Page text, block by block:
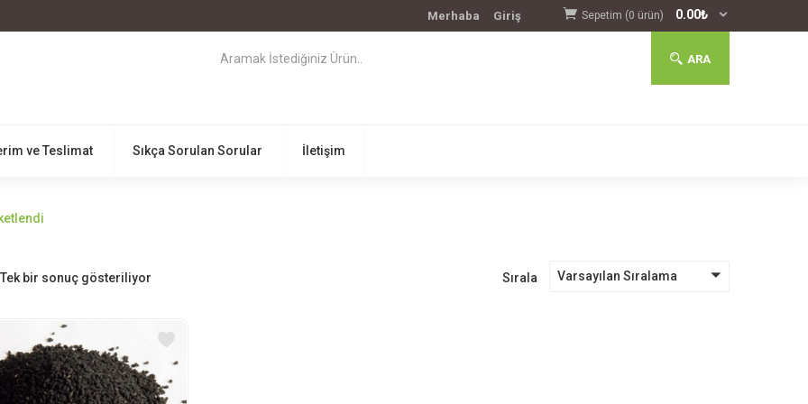
Merhaba Giriş Sepetim (0 ürün) 0.00₺
ARA
ve Teslimat Sıkça Sorulan Sorular İletişim
Tek bir sonuç gösteriliyor Sırala Varsayılan Sıralama